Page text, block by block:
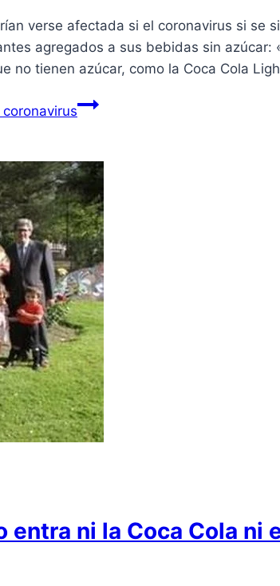
verse afectada si el coronavirus si se
agregados a sus bebidas sin azúcar:
tienen azúcar, como la Coca Cola
entra ni la Coca Cola ni